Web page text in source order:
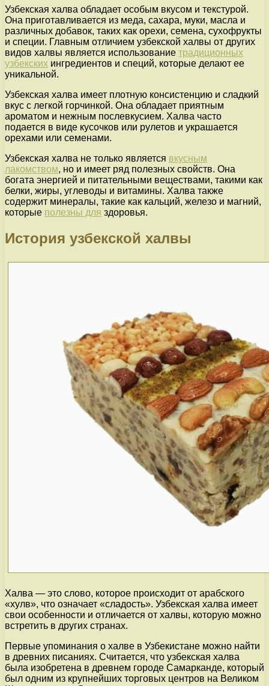
Узбекская халва обладает особым вкусом и текстурой.
Она приготавливается из меда, сахара, муки, масла и
различных добавок, таких как орехи, семена, сухофрукты
и специи. Главным отличием узбекской халвы от других
видов халвы является использование традиционных
узбекских ингредиентов и специй, которые делают ее
уникальной.
Узбекская халва имеет плотную консистенцию и сладкий
вкус с легкой горчинкой. Она обладает приятным
ароматом и нежным послевкусием. Халва часто
подается в виде кусочков или рулетов и украшается
орехами или семенами.
Узбекская халва не только является вкусным
лакомством, но и имеет ряд полезных свойств. Она
богата энергией и питательными веществами, такими как
белки, жиры, углеводы и витамины. Халва также
содержит минералы, такие как кальций, железо и магний,
которые полезны для здоровья.
История узбекской халвы
Халва — это слово, которое происходит от арабского
«хулв», что означает «сладость». Узбекская халва имеет
свои особенности и отличается от халвы, которую можно
встретить в других странах.
Первые упоминания о халве в Узбекистане можно найти
в древних писаниях. Считается, что узбекская халва
была изобретена в древнем городе Самарканде, который
был одним из крупнейших торговых центров на Великом